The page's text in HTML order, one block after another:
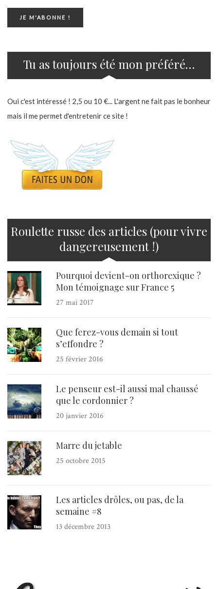
Tu as toujours été mon préféré…
Oui c'est intéressé ! 2,5 ou 10 €... L'argent ne fait pas le bonheur
mais il me permet d'entretenir ce site !
Roulette russe des articles (pour vivre
dangereusement !)
Pourquoi devient-on orthorexique ?
Mon témoignage sur France 5
27 mai 2017
Que ferez-vous demain si tout
s’effondre ?
25 février 2016
Le penseur est-il aussi mal chaussé
que le cordonnier ?
20 janvier 2016
Marre du jetable
25 octobre 2015
Les articles drôles, ou pas, de la
semaine #8
13 décembre 2013